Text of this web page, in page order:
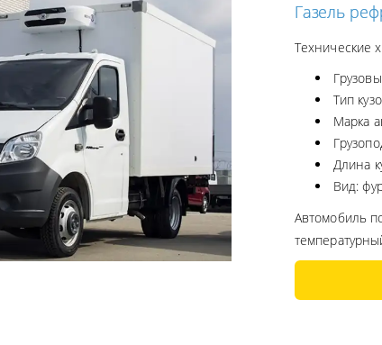
Газель
Технические
Тип
Марка
Длина
Вид:
Автомобиль